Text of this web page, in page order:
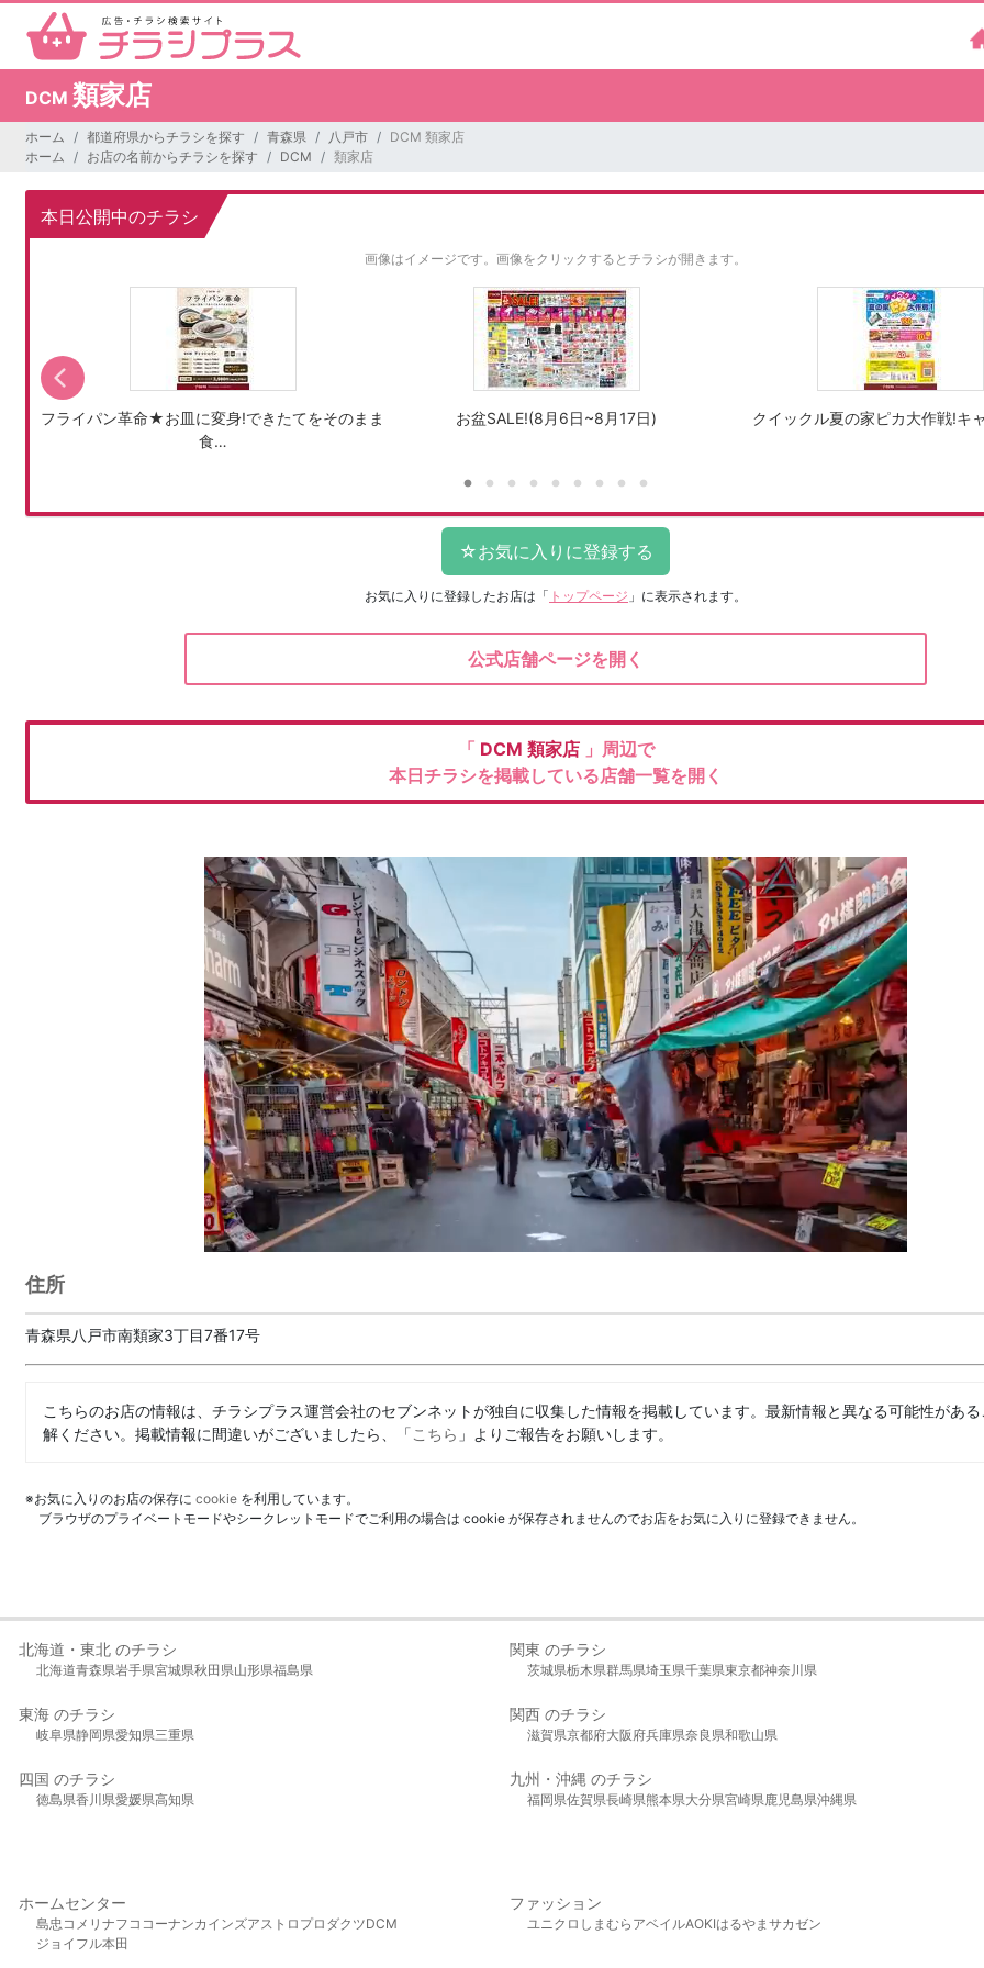
DCM 類家店
ホーム 都道府県からチラシを探す 青森県 八戸市
DCM 類家店
ホーム
お店の名前からチラシを探す DCM 類家店
本日公開中のチラシ
画像はイメージです。 画像をクリックするとチラシが開きます。
フライパン革命★お皿に変身!できたてをそのまま
食…
お盆SALE!(8月6日~8月17日) クイックル夏の家ピカ大作戦!キ
お気に入りに登録したお店は 「 トップページ 」に表示されます。
公式店舗ページを開く
「 DCM 類家店 」周辺で
本日チラシを掲載している店舗一覧を開く
住所
青森県八戸市南類家3丁目7番17号
こちらのお店の情報は、チラシプラス運営会社のセブンネットが独自に収集した情報を掲載しています。最新情報と異なる可能性があ
解ください。掲載情報に間違いがございましたら、「こちら 」よりご報告をお願いします。
※お気に入りのお店の保存に cookie を利用しています。
ブラウザのプライベートモードやシークレットモードでご利用の場合は cookie が保存されませんのでお店をお気に入りに登録できません。
北海道・東北 のチラシ
北海道青森県岩手県宮城県秋田県山形県福島県
関東 のチラシ
茨城県栃木県群馬県埼玉県千葉県東京都神奈川県
東海 のチラシ
岐阜県静岡県愛知県三重県
関西 のチラシ
滋賀県京都府大阪府兵庫県奈良県和歌山県
四国 のチラシ
徳島県香川県愛媛県高知県
九州・沖縄 のチラシ
福岡県佐賀県長崎県熊本県大分県宮崎県鹿児島県沖縄県
ホームセンター
島忠 コメリ ナフコ コーナンカインズアストロプロダクツDCM
ジョイフル本田
ファッション
ユニクロ しまむら アベイルAOKIはるやま サカゼン